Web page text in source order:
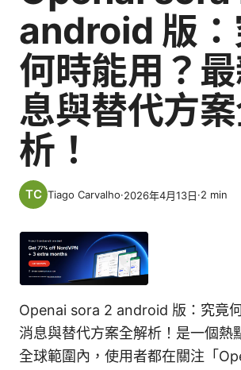
android 版：
何時能用？
息與替代方
析！
Tiago Carvalho·2026年4月13日·2 min
Openai sora 2 android 版：究竟
消息與替代方案全解析！是一個熱
全球範圍內，使用者都在關注「